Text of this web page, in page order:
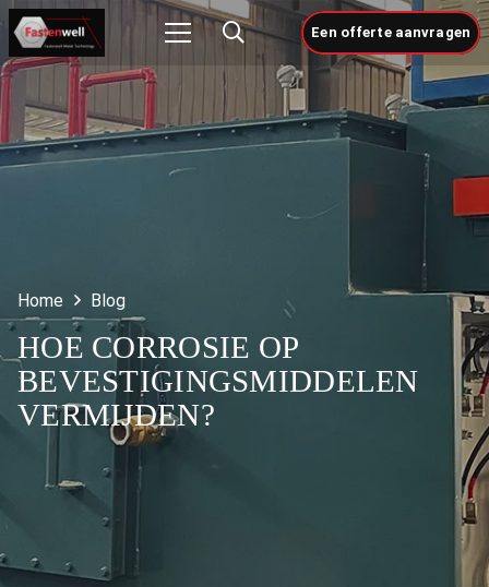
Een offerte aanvragen
Home Blog
HOE CORROSIE OP
BEVESTIGINGSMIDDELEN
VERMIJDEN?